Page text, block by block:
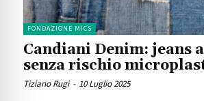
FONDAZIONE MICS
Candiani Denim: jeans
senza rischio
Tiziano Rugi - 10 Luglio 2025